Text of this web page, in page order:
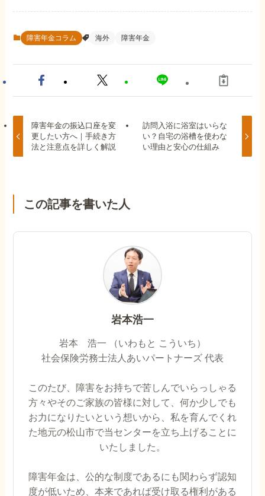
障害年金コラム 海外 障害年金
障害年金の振込口座を変
更したい方へ｜手続き方
法と注意点を詳しく解説
訪問入浴に浴室はいらな
い？自宅の浴槽を使わな
い理由と安心の仕組み
この記事を書いた人
岩本浩一
岩本 浩一 （いわもと こういち）
社会保険労務士法人あいパートナーズ 代表
このたび、障害をお持ちで苦しんでいらっしゃる
方々やそのご家族の皆様に対して、何か少しでも
お力になりたいという想いから、私を育んでくれ
た地元の松山市で当センターを立ち上げることに
いたしました。
障害年金は、公的な制度であるにも関わらず認知
度が低いため、本来であれば受け取る権利がある